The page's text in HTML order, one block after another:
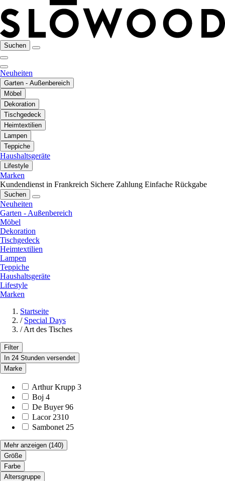
Suchen
Neuheiten
Garten - Außenbereich
Möbel
Dekoration
Tischgedeck
Heimtextilien
Lampen
Teppiche
Haushaltsgeräte
Lifestyle
Marken
Kundendienst in Frankreich Sichere Zahlung Einfache Rückgabe
Suchen
Neuheiten
Garten - Außenbereich
Möbel
Dekoration
Tischgedeck
Heimtextilien
Lampen
Teppiche
Haushaltsgeräte
Lifestyle
Marken
Startseite
/ Special Days
/ Art des Tisches
Filter
In 24 Stunden versendet
Marke
Arthur Krupp 3
Boj 4
De Buyer 96
Lacor 2310
Sambonet 25
Mehr anzeigen (140)
Größe
Farbe
Altersgruppe